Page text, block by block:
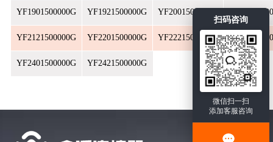
扫码咨询
微信扫一扫
添加客服咨询
YF1901500000G YF1921500000G YF2001500000G
YF2121500000G YF2201500000G YF2221500000G
YF2401500000G YF2421500000G